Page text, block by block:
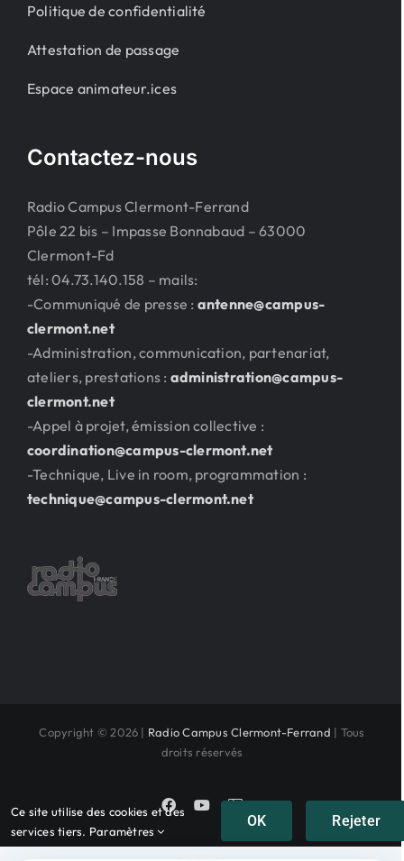
Politique de confidentialité
Attestation de passage
Espace animateur.ices
Contactez-nous
Radio Campus Clermont-Ferrand
Pôle 22 bis – Impasse Bonnabaud – 63000
Clermont-Fd
tél: 04.73.140.158 – mails:
-Communiqué de presse : antenne@campus-
clermont.net
-Administration, communication, partenariat,
ateliers, prestations : administration@campus-
clermont.net
-Appel à projet, émission collective :
coordination@campus-clermont.net
-Technique, Live in room, programmation :
technique@campus-clermont.net
Copyright © 2026 | Radio Campus Clermont-Ferrand | Tous
droits réservés
FacebookYouTubeInstagram
Ce site utilise des cookies et des
services tiers. Paramètres
OK Rejeter